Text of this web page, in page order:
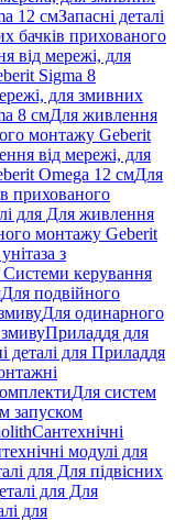
12 смЗапасні деталі
бачків прихованого
від мережі, для
Sigma 8
для змивних
8 смДля живлення
монтажу Geberit
від мережі, для
Omega 12 смДля
прихованого
для Для живлення
монтажу Geberit
з
Системи керування
Для подвійного
Для одинарного
Приладдя для
деталі для Приладдя
Для систем
запуском
Сантехнічні
модулі для
для Для підвісних
для Для
для